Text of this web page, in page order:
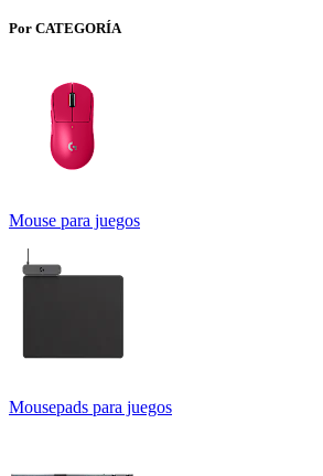
Por CATEGORÍA
Mouse para juegos
Mousepads para juegos